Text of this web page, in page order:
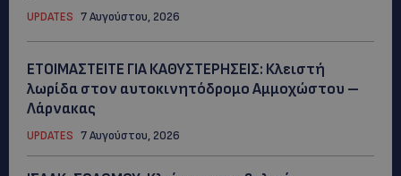
UPDATES 7 Αυγούστου, 2026
ΕΤΟΙΜΑΣΤΕΙΤΕ ΓΙΑ ΚΑΘΥΣΤΕΡΗΣΕΙΣ: Κλειστή
λωρίδα στον αυτοκινητόδρομο Αμμοχώστου –
Λάρνακας
UPDATES 7 Αυγούστου, 2026